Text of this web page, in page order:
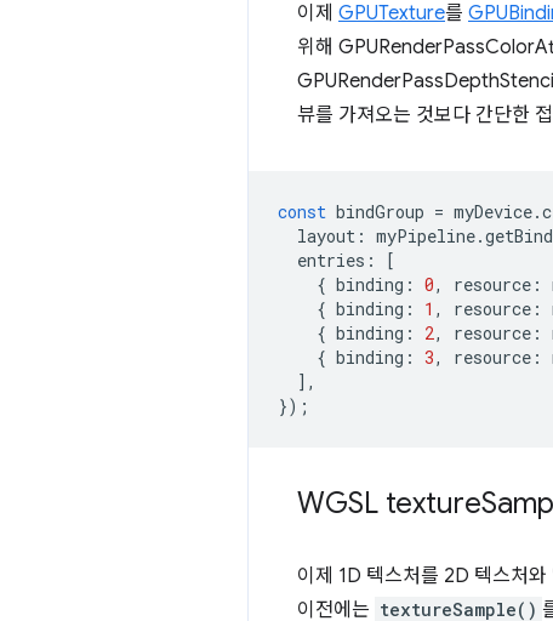
이제 GPUTexture를
위해
뷰를 가져오는 것보다 간단한
const bindGroup = myDevice.
layout : myPipeline.
entries :
[
{ binding : 0, resource :
{ binding : 1 , resource :
{ binding : 2, resource :
{ binding : 3, resource :
],
});
WGSL texture
이제 1D 텍스처를 2D 텍스처
이전에는 textureSample()